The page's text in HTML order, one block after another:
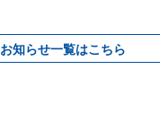
お知らせ一覧はこちら